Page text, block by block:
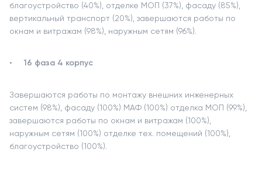
благоустройство (40%), отделке МОП (37%), фасаду (85%),
вертикальный транспорт (20%), завершаются работы по
окнам и витражам (98%), наружным сетям (96%).
16 фаза 4 корпус
Завершаются работы по монтажу внешних инженерных
систем (98%), фасаду (100%) МАФ (100%) отделка МОП (99%),
завершаются работы по окнам и витражам (100%),
наружным сетям (100%) отделке тех. помещений (100%),
благоустройство (100%).